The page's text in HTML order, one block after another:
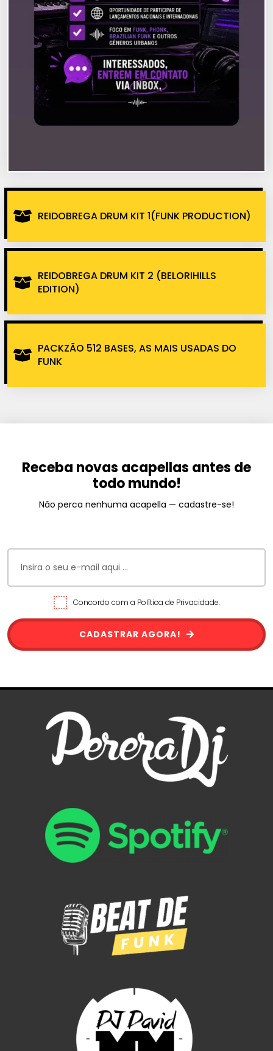
REIDOBREGA DRUM KIT 1(FUNK PRODUCTION)
REIDOBREGA DRUM KIT 2 (BELORIHILLS
EDITION)
PACKZÃO 512 BASES, AS MAIS USADAS DO
FUNK
Receba novas acapellas antes de
todo mundo!
Não perca nenhuma acapella — cadastre-se!
Concordo com a Política de Privacidade.
CADASTRAR AGORA!